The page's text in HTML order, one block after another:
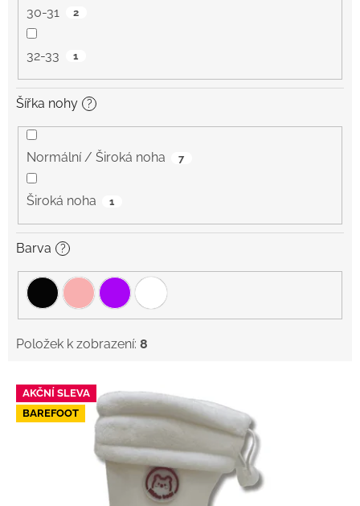
30-31 2
32-33 1
Šířka nohy ?
Normální / Široká noha 7
Široká noha 1
Barva ?
Položek k zobrazení: 8
V
p
AKČNÍ SLEVA
BAREFOOT